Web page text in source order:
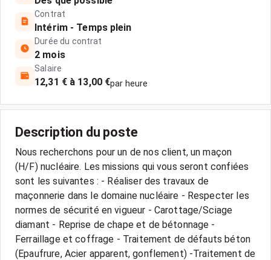
Contrat
Intérim - Temps plein
Durée du contrat
2 mois
Salaire
12,31 € à 13,00 €par heure
Description du poste
Nous recherchons pour un de nos client, un maçon
(H/F) nucléaire. Les missions qui vous seront confiées
sont les suivantes : - Réaliser des travaux de
maçonnerie dans le domaine nucléaire - Respecter les
normes de sécurité en vigueur - Carottage/Sciage
diamant - Reprise de chape et de bétonnage -
Ferraillage et coffrage - Traitement de défauts béton
(Epaufrure, Acier apparent, gonflement) -Traitement de